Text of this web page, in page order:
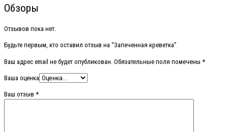
Обзоры
Отзывов пока нет.
Будьте первым, кто оставил отзыв на “Запеченная креветка”
Ваш адрес email не будет опубликован. Обязательные поля помечены *
Ваша оценка
Ваш отзыв *